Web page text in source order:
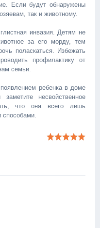
Если будут обнаружены
так и животному.
инвазия. Детям не
за его морду, тем
поласкаться. Избежать
профилактику от
семьи.
ребенка в доме
несвойственное
что она всего лишь
способами.